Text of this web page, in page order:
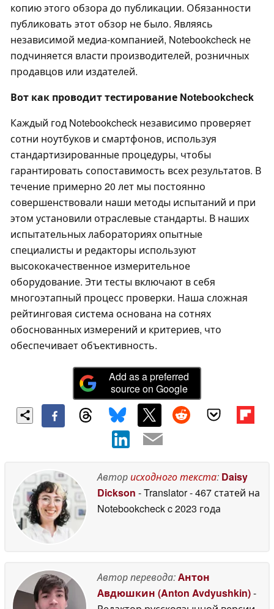
копию этого обзора до публикации. Обязанности
публиковать этот обзор не было. Являясь
независимой медиа-компанией, Notebookcheck не
подчиняется власти производителей, розничных
продавцов или издателей.
Вот как проводит тестирование Notebookcheck
Каждый год Notebookcheck независимо проверяет
сотни ноутбуков и смартфонов, используя
стандартизированные процедуры, чтобы
гарантировать сопоставимость всех результатов. В
течение примерно 20 лет мы постоянно
совершенствовали наши методы испытаний и при
этом установили отраслевые стандарты. В наших
испытательных лабораториях опытные
специалисты и редакторы используют
высококачественное измерительное
оборудование. Эти тесты включают в себя
многоэтапный процесс проверки. Наша сложная
рейтинговая система основана на сотнях
обоснованных измерений и критериев, что
обеспечивает объективность.
Add as a preferred
source on Google
Авторисходного текста: Daisy
Dickson - Translator- 467 статей на
Notebookcheckc 2023 года
Автор перевода:Антон
Авдюшкин (Anton Avdyushkin)-